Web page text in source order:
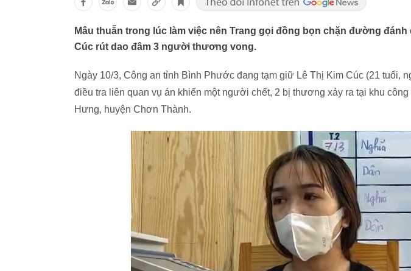
Mâu thuẫn trong lúc làm việc nên Trang gọi đồng bọn chặn đường đánh
Cúc rút dao đâm 3 người thương vong.
Ngày 10/3, Công an tỉnh Bình Phước đang tạm giữ Lê Thị Kim Cúc (21 tuổi,
điều tra liên quan vụ án khiến một người chết, 2 bị thương xảy ra tại khu
Hưng, huyện Chơn Thành.